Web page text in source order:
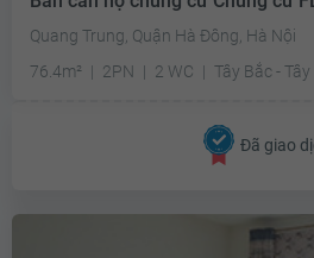
Quang Trung, Quận Hà Đông, Hà Nội
76.4m²
2PN 2 WC Tây Bắc -
Đã giao